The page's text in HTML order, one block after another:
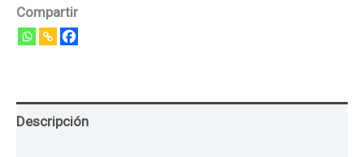
Compartir
Descripción